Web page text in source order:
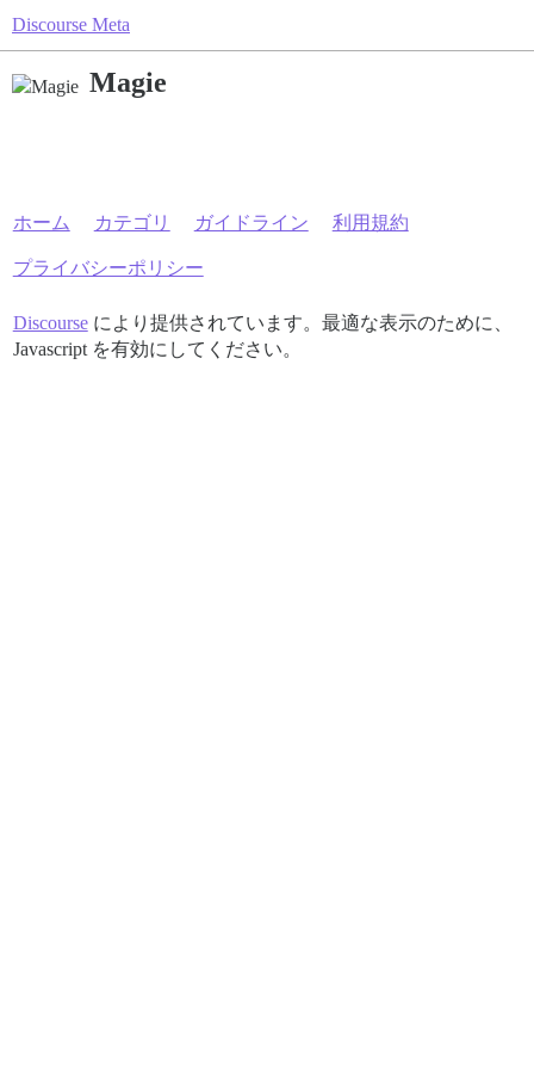
Discourse Meta
Magie
ホーム カテゴリ ガイドライン 利用規約
プライバシーポリシー
Discourseにより提供されています。最適な表示のために、
Javascript を有効にしてください。